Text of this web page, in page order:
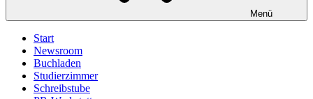
Menü
Start
Newsroom
Buchladen
Studierzimmer
Schreibstube